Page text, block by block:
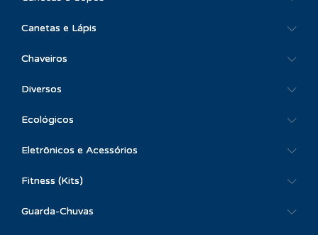
Canetas e Lápis
Chaveiros
Diversos
Ecológicos
Eletrônicos e Acessórios
Fitness (Kits)
Guarda-Chuvas